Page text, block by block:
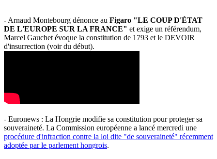
- Arnaud Montebourg dénonce au Figaro "LE COUP D'ÉTAT
DE L'EUROPE SUR LA FRANCE" et exige un référendum,
Marcel Gauchet évoque la constitution de 1793 et le DEVOIR
d'insurrection (voir du début).
- Euronews : La Hongrie modifie sa constitution pour proteger sa
souveraineté. La Commission européenne a lancé mercredi une
procédure d'infraction contre la loi dite "de souveraineté" récemment
adoptée par le parlement hongrois.